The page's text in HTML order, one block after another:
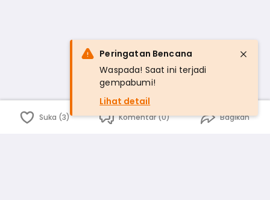
Suka (3) Komentar (0) Bagikan
Peringatan Bencana
Waspada! Saat ini terjadi
gempabumi!
Lihat detail